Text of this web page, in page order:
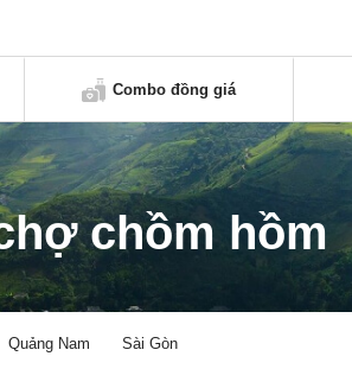
Combo đồng giá
chồm hồm
Quảng Nam Sài Gòn